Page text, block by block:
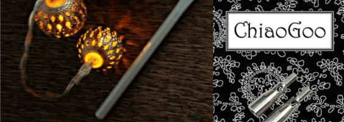
FILTRUOTI
FILTRUOTI PAGAL PREKĖS ŽENKLĄ